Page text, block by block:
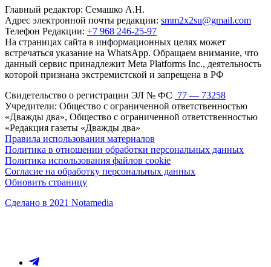
Главный редактор: Семашко А.Н.
Адрес электронной почты редакции: smm2x2su@gmail.com
Телефон Редакции: +7 968 246-25-97
На страницах сайта в информационных целях может
встречаться указание на WhatsApp. Обращаем внимание, что
данный сервис принадлежит Meta Platforms Inc., деятельность
которой признана экстремистской и запрещена в РФ
Свидетельство о регистрации ЭЛ № ФС 77 — 73258
Учредители: Общество с ограниченной ответственностью
«Дважды два», Общество с ограниченной ответственностью
«Редакция газеты «Дважды два»
Правила использования материалов
Политика в отношении обработки персональных данных
Политика использования файлов cookie
Согласие на обработку персональных данных
Обновить страницу
Сделано в 2021 Notamedia